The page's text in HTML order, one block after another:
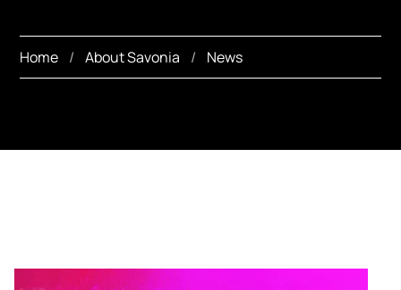
Home About Savonia News